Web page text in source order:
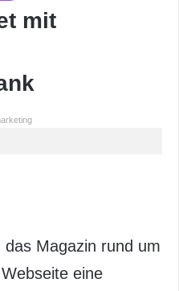
mit
Magazin rund um
eine